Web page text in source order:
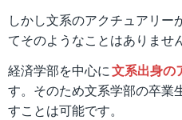
しかし文系のアクチュアリー
てそのようなことはありません
経済学部を中心に文系出身の
す。そのため文系学部の卒業
すことは可能です。